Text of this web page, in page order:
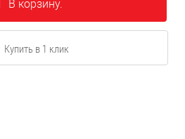
В корзину.
Купить в 1 клик